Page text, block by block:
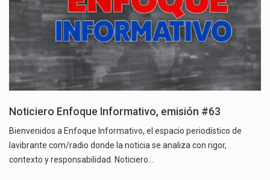
Noticiero Enfoque Informativo, emisión #63
Bienvenidos a Enfoque Informativo, el espacio periodístico de
lavibrante.com/radio donde la noticia se analiza con rigor,
contexto y responsabilidad. Noticiero…